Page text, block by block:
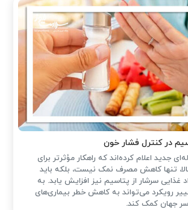
در کنترل فشار خون
جدید اعلام کرده‌اند که راهکار مؤثرتر برای
تنها کاهش مصرف نمک نیست، بلکه باید
سرشار از پتاسیم نیز افزایش یابد. به
رویکرد می‌تواند به کاهش خطر بیماری‌های
جهان کمک کند.